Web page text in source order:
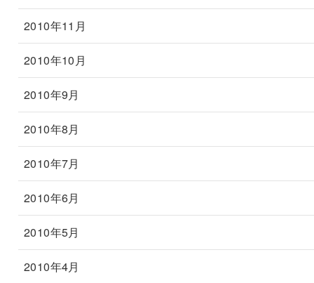
2010年11月
2010年10月
2010年9月
2010年8月
2010年7月
2010年6月
2010年5月
2010年4月